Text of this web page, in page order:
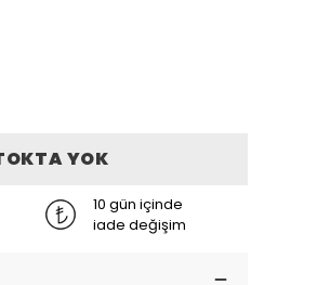
YOK
10 gün içinde
iade değişim